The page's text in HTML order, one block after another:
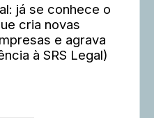
já se conhece o
cria novas
e agrava
à SRS Legal)